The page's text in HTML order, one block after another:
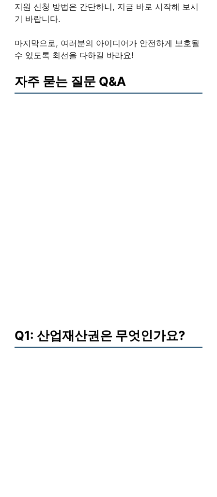
지원 신청 방법은 간단하니, 지금 바로 시작해 보시
기 바랍니다.
마지막으로, 여러분의 아이디어가 안전하게 보호될
수 있도록 최선을 다하길 바라요!
자주 묻는 질문 Q&A
Q1: 산업재산권은 무엇인가요?